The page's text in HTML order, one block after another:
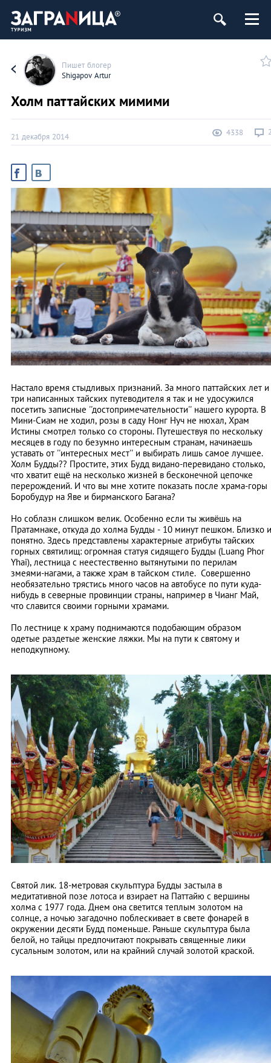
Пишет блогер
Shigapov Artur
Холм паттайских мимими
21 декабря 2014 4338
Настало время стыдливых признаний. За много паттайских лет и
три написанных тайских путеводителя я так и не удосужился
посетить записные ''достопримечательности'' нашего курорта. В
Мини-Сиам не ходил, розы в саду Нонг Нуч не нюхал, Храм
Истины смотрел только со стороны. Путешествуя по нескольку
месяцев в году по безумно интересным странам, начинаешь
уставать от ''интересных мест'' и выбирать лишь самое лучшее.
Холм Будды?? Простите, этих Будд видано-перевидано столько,
что хватит ещё на несколько жизней в бесконечной цепочке
перерождений. И что вы мне хотите показать после храма-горы
Боробудур на Яве и бирманского Багана?
Но соблазн слишком велик. Особенно если ты живёшь на
Пратамнаке, откуда до холма Будды - 10 минут пешком. Близко и
понятно. Здесь представлены характерные атрибуты тайских
горных святилищ: огромная статуя сидящего Будды (Luang Phor
Yhai), лестница с неестественно вытянутыми по перилам
змеями-нагами, а также храм в тайском стиле. Совершенно
необязательно трястись много часов на автобусе по пути куда-
нибудь в северные провинции страны, например в Чианг Май,
что славится своими горными храмами.
По лестнице к храму поднимаются подобающим образом
одетые раздетые женские ляжки. Мы на пути к святому и
неподкупному.
Святой лик. 18-метровая скульптура Будды застыла в
медитативной позе лотоса и взирает на Паттайю с вершины
холма с 1977 года. Днем она светится теплым золотом на
солнце, а ночью загадочно поблескивает в свете фонарей в
окружении десяти Будд поменьше. Раньше скульптура была
белой, но тайцы предпочитают покрывать священные лики
сусальным золотом, или на крайний случай золотой краской.